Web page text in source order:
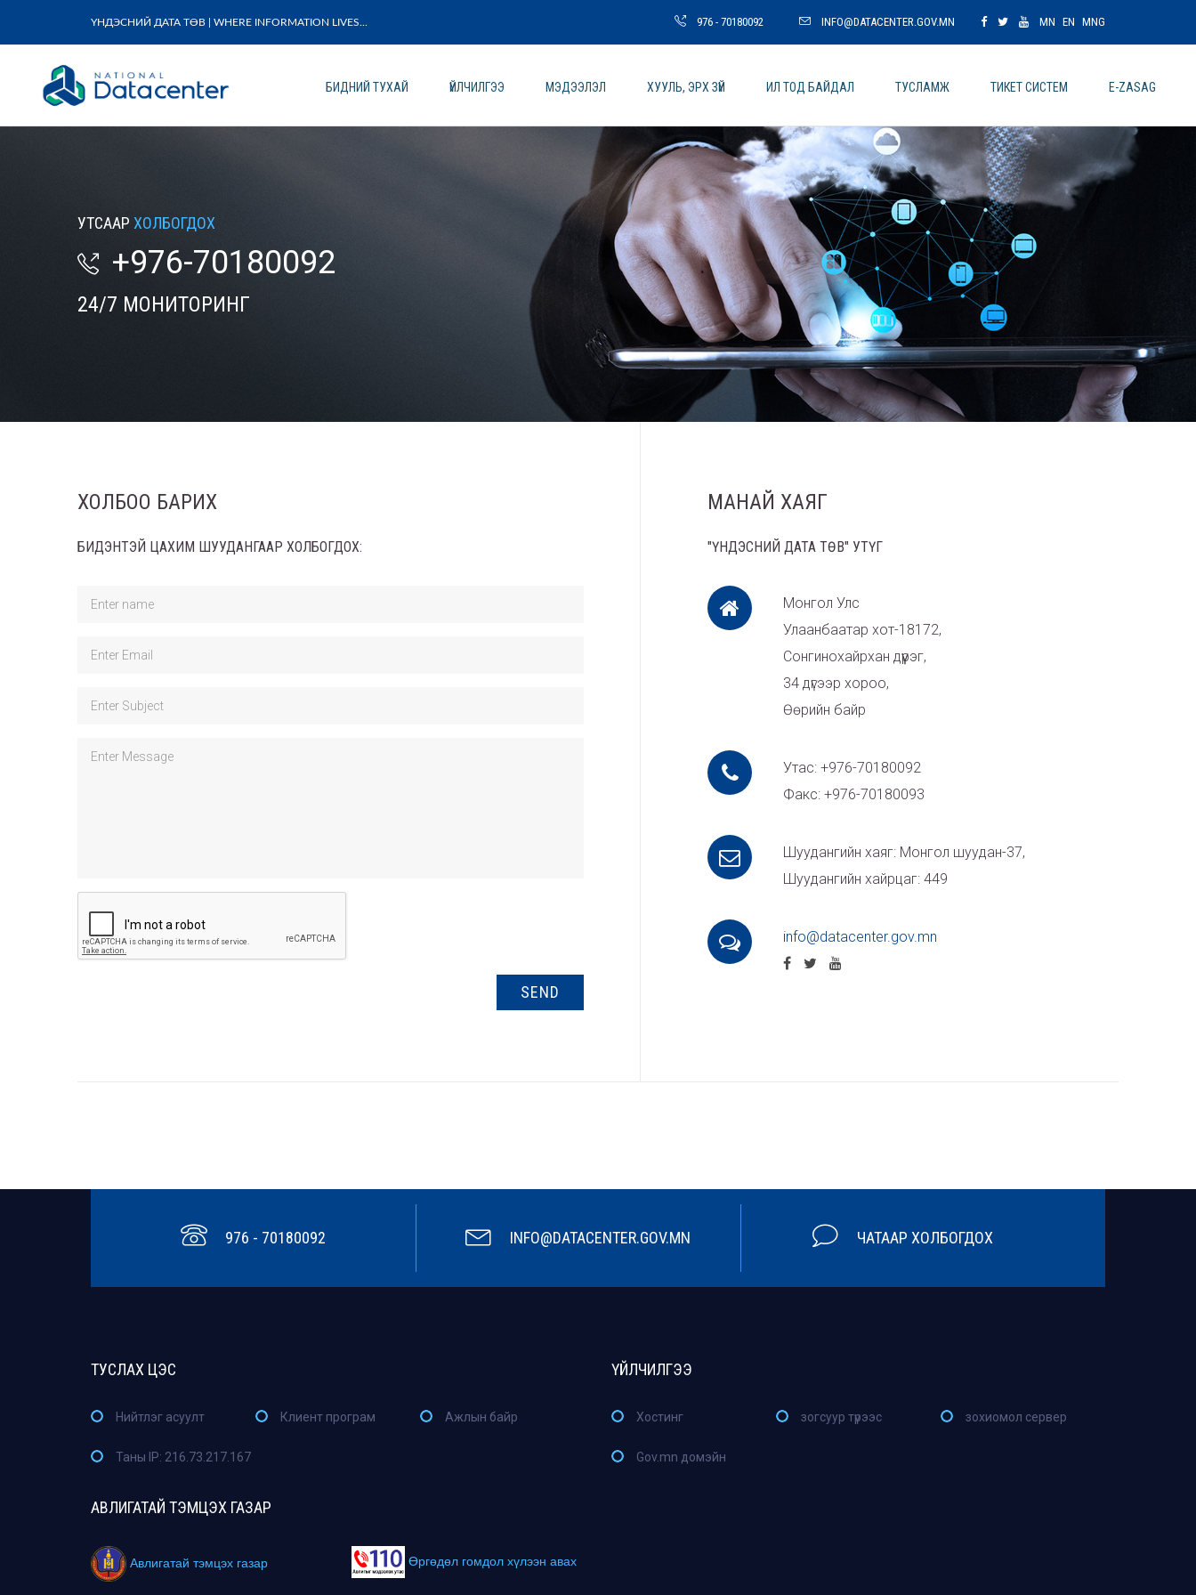
ҮНДЭСНИЙ ДАТА ТӨВ | WHERE INFORMATION LIVES... 976 - 70180092 INFO@DATACENTER.GOV.MN MN EN MNG
БИДНИЙ ТУХАЙ ҮЙЛЧИЛГЭЭ МЭДЭЭЛЭЛ ХУУЛЬ, ЭРХ ЗҮЙ ИЛ ТОД БАЙДАЛ ТУСЛАМЖ ТИКЕТ СИСТЕМ E-ZASAG
УТСААР ХОЛБОГДОХ
+976-70180092
24/7 МОНИТОРИНГ
ХОЛБОО БАРИХ
БИДЭНТЭЙ ЦАХИМ ШУУДАНГААР ХОЛБОГДОХ:
SEND
МАНАЙ ХАЯГ
"ҮНДЭСНИЙ ДАТА ТӨВ" УТҮГ
Монгол Улс
Улаанбаатар хот-18172,
Сонгинохайрхан дүүрэг,
34 дүгээр хороо,
Өөрийн байр
Утас: +976-70180092
Факс: +976-70180093
Шуудангийн хаяг: Монгол шуудан-37,
Шуудангийн хайрцаг: 449
info@datacenter.gov.mn
976 - 70180092 INFO@DATACENTER.GOV.MN ЧАТААР ХОЛБОГДОХ
ТУСЛАХ ЦЭС
Нийтлэг асуулт Клиент програм Ажлын байр
Таны IP: 216.73.217.167
ҮЙЛЧИЛГЭЭ
Хостинг зогсуур түрээс зохиомол сервер
Gov.mn домэйн
АВЛИГАТАЙ ТЭМЦЭХ ГАЗАР
Авлигатай тэмцэх газар Өргөдөл гомдол хүлээн авах